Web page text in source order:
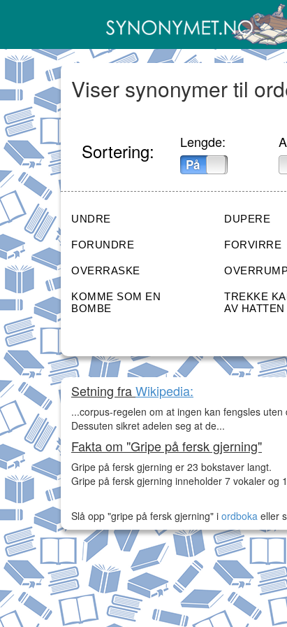
Viser synonymer til
Sortering: Lengde:
På
UNDRE DUPERE
FORUNDRE FORVIRRE
OVERRASKE
KOMME SOM EN
BOMBE
TREKKE
AV HATTEN
Setning fraWikipedia:
...corpus-regelen om at ingen kan fengsles
Dessuten sikret adelen seg at de...
Fakta om "Gripe på fersk gjerning"
Gripe på fersk gjerning er 23 bokstaver langt.
Gripe på fersk gjerning inneholder 7 vokaler og
Slå opp "gripe på fersk gjerning" i ordboka eller